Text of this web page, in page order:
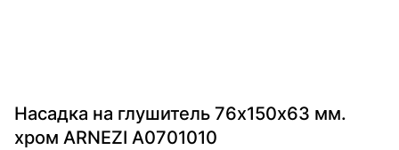
Насадка на глушитель 76х150х63 мм.
хром ARNEZI A0701010